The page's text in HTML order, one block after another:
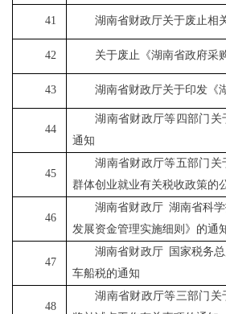
41 湖南省财政厅关于废止相
42 关于废止《湖南省政府采
43 湖南省财政厅关于印发《
44
湖南省财政厅等四部门
通知
45
湖南省财政厅等五部门
群体创业就业有关税收政策的
46
湖南省财政厅 湖南省科
发展资金管理实施细则》的通
47
湖南省财政厅
国家税务
车船税的通知
48
湖南省财政厅等三部门